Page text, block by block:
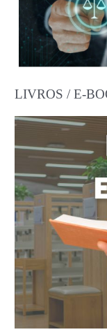
LIVROS / E-